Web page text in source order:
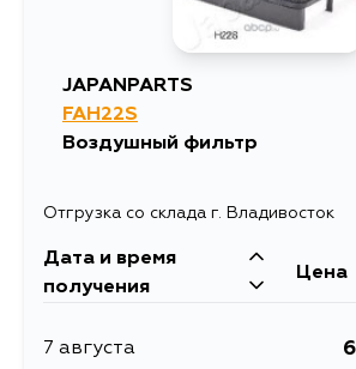
JAPANPARTS
FAH22S
Воздушный фильтр
Отгрузка со склада г. Владивосток
Дата и время
получения
Цена
7 августа